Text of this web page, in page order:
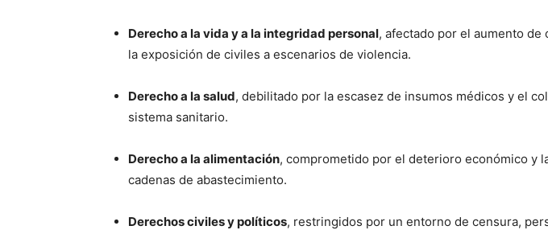
Derecho a la vida y a la integridad personal, afectado por el aumento de
la exposición de civiles a escenarios de violencia.
Derecho a la salud, debilitado por la escasez de insumos médicos y el
sistema sanitario.
Derecho a la alimentación, comprometido por el deterioro económico y
cadenas de abastecimiento.
Derechos civiles y políticos, restringidos por un entorno de censura,